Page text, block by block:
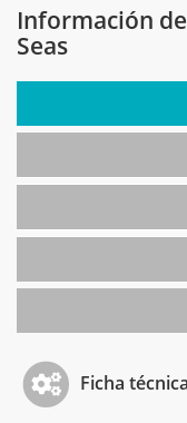
Información
Seas
Ficha